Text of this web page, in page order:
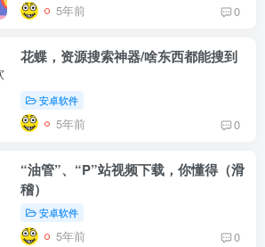
5年前 0
花蝶，资源搜索神器/啥东西都能搜到
安卓软件
5年前 0
“油管”、“P”站视频下载，你懂得（滑
稽）
安卓软件
5年前 0